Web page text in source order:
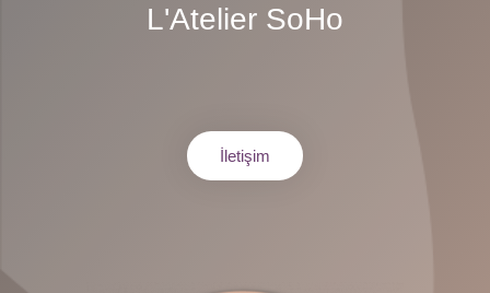
L'Atelier SoHo
İletişim